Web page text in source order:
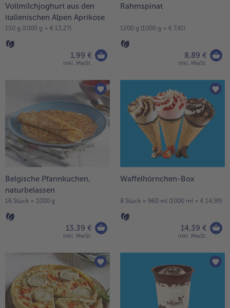
Vollmilchjoghurt aus den
italienischen Alpen Aprikose
150 g (1000 g = € 13,27)
1,99 €
inkl. MwSt.
Rahmspinat
1200 g (1000 g = € 7,41)
8,89 €
inkl. MwSt.
Belgische Pfannkuchen,
naturbelassen
16 Stück = 1000 g
13,39 €
inkl. MwSt.
Waffelhörnchen-Box
8 Stück = 960 ml (1000 ml = € 14,99)
14,39 €
inkl. MwSt.